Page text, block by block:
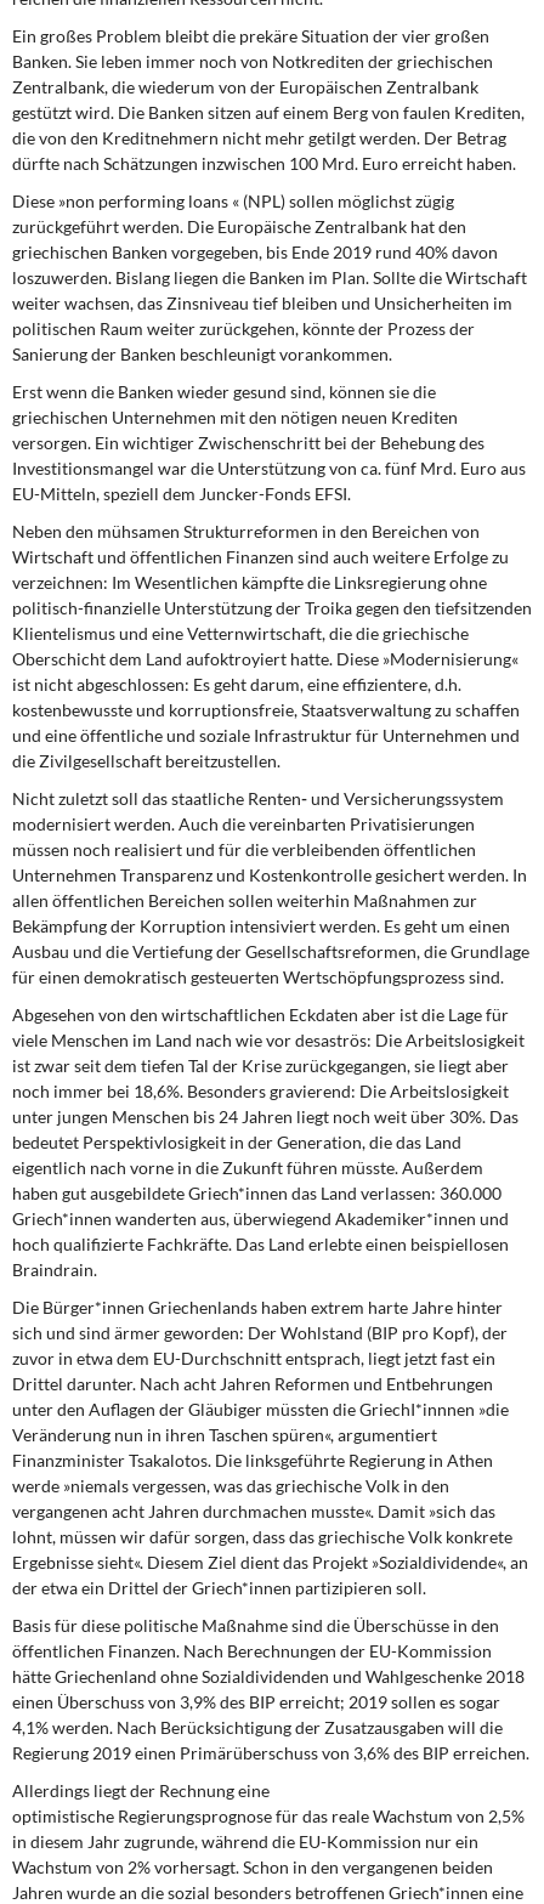
Ein großes Problem bleibt die prekäre Situation der vier großen
Banken. Sie leben immer noch von Notkrediten der griechischen
Zentralbank, die wiederum von der Europäischen Zentralbank
gestützt wird. Die Banken sitzen auf einem Berg von faulen Krediten,
die von den Kreditnehmern nicht mehr getilgt werden. Der Betrag
dürfte nach Schätzungen inzwischen 100 Mrd. Euro erreicht haben.
Diese »non performing loans « (NPL) sollen möglichst zügig
zurückgeführt werden. Die Europäische Zentralbank hat den
griechischen Banken vorgegeben, bis Ende 2019 rund 40% davon
loszuwerden. Bislang liegen die Banken im Plan. Sollte die Wirtschaft
weiter wachsen, das Zinsniveau tief bleiben und Unsicherheiten im
politischen Raum weiter zurückgehen, könnte der Prozess der
Sanierung der Banken beschleunigt vorankommen.
Erst wenn die Banken wieder gesund sind, können sie die
griechischen Unternehmen mit den nötigen neuen Krediten
versorgen. Ein wichtiger Zwischenschritt bei der Behebung des
Investitionsmangel war die Unterstützung von ca. fünf Mrd. Euro aus
EU-Mitteln, speziell dem Juncker-Fonds EFSI.
Neben den mühsamen Strukturreformen in den Bereichen von
Wirtschaft und öffentlichen Finanzen sind auch weitere Erfolge zu
verzeichnen: Im Wesentlichen kämpfte die Linksregierung ohne
politisch-finanzielle Unterstützung der Troika gegen den tiefsitzenden
Klientelismus und eine Vetternwirtschaft, die die griechische
Oberschicht dem Land aufoktroyiert hatte. Diese »Modernisierung«
ist nicht abgeschlossen: Es geht darum, eine effizientere, d.h.
kostenbewusste und korruptionsfreie, Staatsverwaltung zu schaffen
und eine öffentliche und soziale Infrastruktur für Unternehmen und
die Zivilgesellschaft bereitzustellen.
Nicht zuletzt soll das staatliche Renten-und Versicherungssystem
modernisiert werden. Auch die vereinbarten Privatisierungen
müssen noch realisiert und für die verbleibenden öffentlichen
Unternehmen Transparenz und Kostenkontrolle gesichert werden. In
allen öffentlichen Bereichen sollen weiterhin Maßnahmen zur
Bekämpfung der Korruption intensiviert werden. Es geht um einen
Ausbau und die Vertiefung der Gesellschaftsreformen, die Grundlage
für einen demokratisch gesteuerten Wertschöpfungsprozess sind.
Abgesehen von den wirtschaftlichen Eckdaten aber ist die Lage für
viele Menschen im Land nach wie vor desaströs: Die Arbeitslosigkeit
ist zwar seit dem tiefen Tal der Krise zurückgegangen, sie liegt aber
noch immer bei 18,6%. Besonders gravierend: Die Arbeitslosigkeit
unter jungen Menschen bis 24 Jahren liegt noch weit über 30%. Das
bedeutet Perspektivlosigkeit in der Generation, die das Land
eigentlich nach vorne in die Zukunft führen müsste. Außerdem
haben gut ausgebildete Griech*innen das Land verlassen: 360.000
Griech*innen wanderten aus, überwiegend Akademiker*innen und
hoch qualifizierte Fachkräfte. Das Land erlebte einen beispiellosen
Braindrain.
Die Bürger*innen Griechenlands haben extrem harte Jahre hinter
sich und sind ärmer geworden: Der Wohlstand (BIP pro Kopf), der
zuvor in etwa dem EU-Durchschnitt entsprach, liegt jetzt fast ein
Drittel darunter. Nach acht Jahren Reformen und Entbehrungen
unter den Auflagen der Gläubiger müssten die GriechI*innnen »die
Veränderung nun in ihren Taschen spüren«, argumentiert
Finanzminister Tsakalotos. Die linksgeführte Regierung in Athen
werde »niemals vergessen, was das griechische Volk in den
vergangenen acht Jahren durchmachen musste«. Damit »sich das
lohnt, müssen wir dafür sorgen, dass das griechische Volk konkrete
Ergebnisse sieht«. Diesem Ziel dient das Projekt »Sozialdividende«, an
der etwa ein Drittel der Griech*innen partizipieren soll.
Basis für diese politische Maßnahme sind die Überschüsse in den
öffentlichen Finanzen. Nach Berechnungen der EU-Kommission
hätte Griechenland ohne Sozialdividenden und Wahlgeschenke 2018
einen Überschuss von 3,9% des BIP erreicht; 2019 sollen es sogar
4,1% werden. Nach Berücksichtigung der Zusatzausgaben will die
Regierung 2019 einen Primärüberschuss von 3,6% des BIP erreichen.
Allerdings liegt der Rechnung eine
optimistische Regierungsprognose für das reale Wachstum von 2,5%
in diesem Jahr zugrunde, während die EU-Kommission nur ein
Wachstum von 2% vorhersagt. Schon in den vergangenen beiden
Jahren wurde an die sozial besonders betroffenen Griech*innen eine